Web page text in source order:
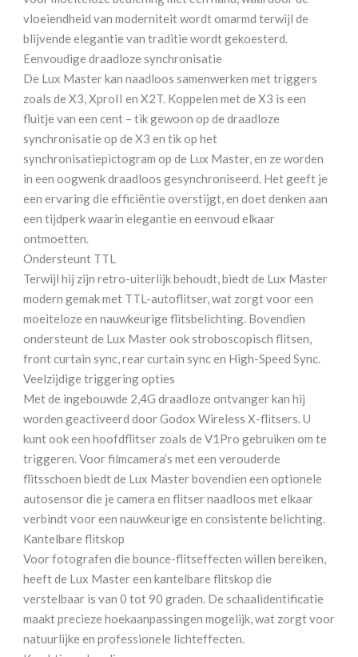
vloeiendheid van moderniteit wordt omarmd terwijl de
blijvende elegantie van traditie wordt gekoesterd.
Eenvoudige draadloze synchronisatie
De Lux Master kan naadloos samenwerken met triggers
zoals de X3, XproII en X2T. Koppelen met de X3 is een
fluitje van een cent – tik gewoon op de draadloze
synchronisatie op de X3 en tik op het
synchronisatiepictogram op de Lux Master, en ze worden
in een oogwenk draadloos gesynchroniseerd. Het geeft je
een ervaring die efficiëntie overstijgt, en doet denken aan
een tijdperk waarin elegantie en eenvoud elkaar
ontmoetten.
Ondersteunt TTL
Terwijl hij zijn retro-uiterlijk behoudt, biedt de Lux Master
modern gemak met TTL-autoflitser, wat zorgt voor een
moeiteloze en nauwkeurige flitsbelichting. Bovendien
ondersteunt de Lux Master ook stroboscopisch flitsen,
front curtain sync, rear curtain sync en High-Speed Sync.
Veelzijdige triggering opties
Met de ingebouwde 2,4G draadloze ontvanger kan hij
worden geactiveerd door Godox Wireless X-flitsers. U
kunt ook een hoofdflitser zoals de V1Pro gebruiken om te
triggeren. Voor filmcamera’s met een verouderde
flitsschoen biedt de Lux Master bovendien een optionele
autosensor die je camera en flitser naadloos met elkaar
verbindt voor een nauwkeurige en consistente belichting.
Kantelbare flitskop
Voor fotografen die bounce-flitseffecten willen bereiken,
heeft de Lux Master een kantelbare flitskop die
verstelbaar is van 0 tot 90 graden. De schaalidentificatie
maakt precieze hoekaanpassingen mogelijk, wat zorgt voor
natuurlijke en professionele lichteffecten.